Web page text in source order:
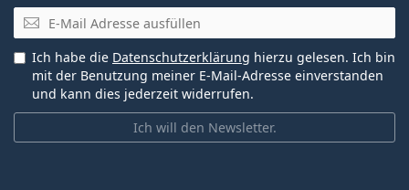
E-Mail
Ich will den Newsletter.
Ich habe die Datenschutzerklärung hierzu gelesen. Ich bin
mit der Benutzung meiner E-Mail-Adresse einverstanden
und kann dies jederzeit widerrufen.